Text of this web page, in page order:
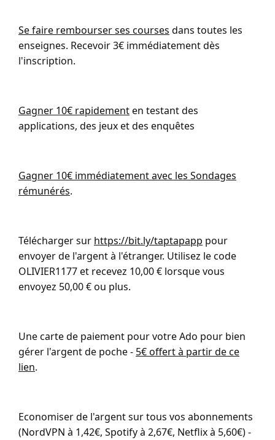
Se faire rembourser ses courses dans toutes les
enseignes. Recevoir 3€ immédiatement dès
l'inscription.
Gagner 10€ rapidementen testant des
applications, des jeux et des enquêtes
Gagner 10€ immédiatement avec les Sondages
rémunérés.
Télécharger sur https://bit.ly/taptapapp pour
envoyer de l'argent à l'étranger. Utilisez le code
OLIVIER1177 et recevez 10,00 € lorsque vous
envoyez 50,00 € ou plus.
Une carte de paiement pour votre Ado pour bien
gérer l'argent de poche - 5€ offert à partir de ce
lien.
Economiser de l'argent sur tous vos abonnements
(NordVPN à 1,42€, Spotify à 2,67€, Netflix à 5,60€) -